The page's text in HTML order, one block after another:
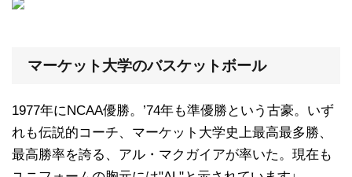
マーケット大学のバスケットボール
1977年にNCAA優勝。’74年も準優勝という古豪。いず
れも伝説的コーチ、マーケット大学史上最高最多勝、
最高勝率を誇る、アル・マクガイアが率いた。現在も